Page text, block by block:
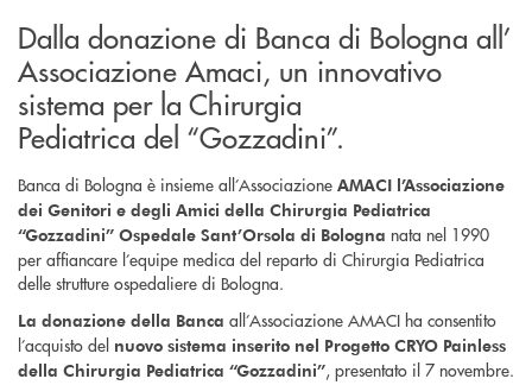
Dalla donazione di Banca di Bologna all’
Associazione Amaci, un innovativo
sistema per la Chirurgia
Pediatrica del “Gozzadini”.
Banca di Bologna è insieme all’Associazione AMACI l’Associazione
dei Genitori e degli Amici della Chirurgia Pediatrica
“Gozzadini” Ospedale Sant’Orsola di Bologna nata nel 1990
per affiancare l’equipe medica del reparto di Chirurgia Pediatrica
delle strutture ospedaliere di Bologna.
La donazione della Banca all’Associazione AMACI ha consentito
l’acquisto del nuovo sistema inserito nel Progetto CRYO Painless
della Chirurgia Pediatrica “Gozzadini”, presentato il 7 novembre.